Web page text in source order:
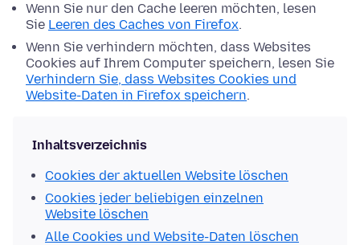
Wenn Sie nur den Cache leeren möchten, lesen
Sie Leeren des Caches von Firefox.
Wenn Sie verhindern möchten, dass Websites
Cookies auf Ihrem Computer speichern, lesen Sie
Verhindern Sie, dass Websites Cookies und
Website-Daten in Firefox speichern.
Inhaltsverzeichnis
Cookies der aktuellen Website löschen
Cookies jeder beliebigen einzelnen
Website löschen
Alle Cookies und Website-Daten löschen